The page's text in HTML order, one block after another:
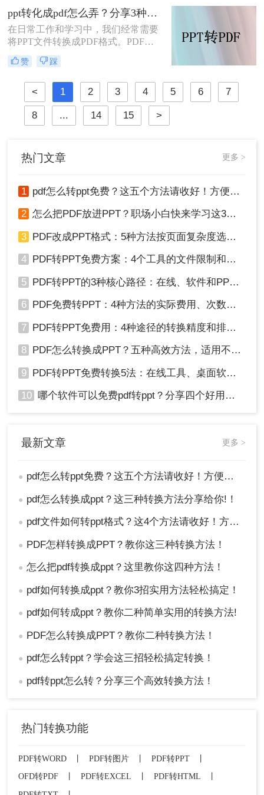
ppt呢？本文将为大家介绍三种简单、
有效的方法，帮助您快速将PDF转换
为PPT，提高工作效率。
ppt转化成pdf怎么弄？分享3种简单有效的方法！
在日常工作和学习中，我们经常需要
将PPT文件转换成PDF格式。PDF文
件具有跨平台、易阅读、不易被篡改
等特点，因此，将PPT转化为PDF对
么PPT转化成PDF怎么弄呢？本文将
介绍几种常见的PPT转PDF的方法，
帮助您轻松完成转换。
赞 踩
< 1 2 3 4 5 6 7
8 ... 14 15 >
热门文章 更多 >
1 pdf怎么转ppt免费？这五个方法请收好！方便又好用！
2 怎么把PDF放进PPT？职场小白快来学习这3种方法！
3 PDF改成PPT格式：5种方法按页面复杂度选择！
4 PDF转PPT免费方案：4个工具的文件限制和输出质量对比！
5 PDF转PPT的3种核心路径：在线、软件和PPT自带的适用范围！
6 PDF免费转PPT：4种方法的实际费用、次数限制和效果！
7 PDF转PPT免费用：4种途径的转换精度和排版保留能力对比！
8 PDF怎么转换成PPT？五种高效方法，适用不同场景全解析！
9 PDF转PPT免费转换5法：在线工具、桌面软件和PPT插件的优劣！
10 哪个软件可以免费pdf转ppt？分享四个好用的转换工具！
最新文章 更多 >
● pdf怎么转ppt免费？这五个方法请收好！方便又好用！
● pdf怎么转换成ppt？这三种转换方法分享给你!！
● pdf文件如何转ppt格式？这4个方法请收好！方便又好用！
● PDF怎样转换成PPT？教你这三种转换方法！
● 怎么把pdf转换成ppt？这里教你这四种方法！
● pdf如何转换成ppt？教你3招实用方法轻松搞定！
● pdf如何转成ppt？教你二种简单实用的转换方法!
● PDF怎么转换成PPT？教你二种转换方法！
● pdf怎么转ppt？学会这三招轻松搞定转换！
● pdf转ppt怎么转？分享三个高效转换方法！
热门转换功能
PDF转WORD 丨 PDF转图片 丨 PDF转PPT
丨
OFD转PDF
PDF转EXCEL PDF转HTML